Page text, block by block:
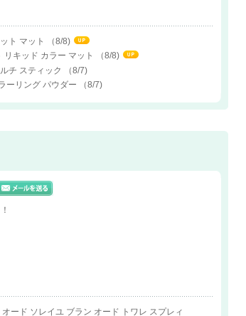
ト マット
（8/8)
キッド カラー マット
（8/8)
チ スティック
（8/7)
ーリング パウダー
（8/7)
ード ソレイユ ブラン オード トワレ スプレィ